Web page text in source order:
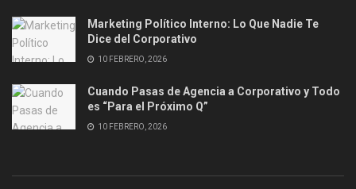
Marketing Político Interno: Lo Que Nadie Te
Dice del Corporativo
10 FEBRERO, 2026
Cuando Pasas de Agencia a Corporativo y Todo
es “Para el Próximo Q”
10 FEBRERO, 2026